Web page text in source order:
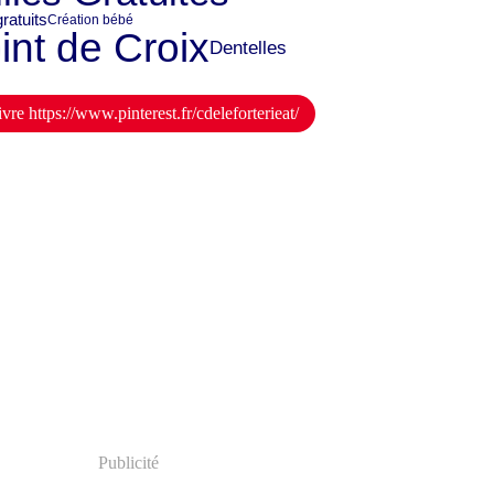
Création bébé
de CroixDentelles
https://www.pinterest.fr/cdeleforterieat/
Publicité